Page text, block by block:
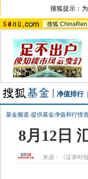
搜狐提示：
搜狐 ChinaRen
净值排行
基金频道-提供基金净值和行情
8月12日
来源： 《证券时报